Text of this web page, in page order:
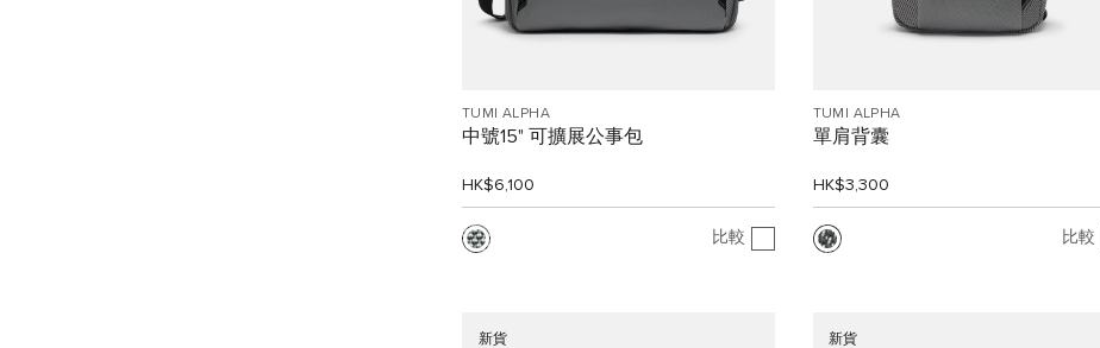
TUMI ALPHA
中號15" 可擴展公事包
HK$6,100
比較
TUMI ALPHA
單肩背囊
HK$3,300
比較
新貨 新貨